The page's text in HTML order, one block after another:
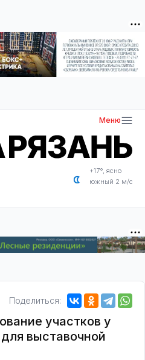
Меню
+17°, ясно
южный 2 м/с
Поделиться:
участков у
выставочной